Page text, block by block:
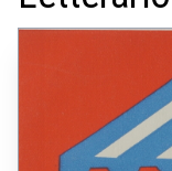
LE COLLEZIONI
GLI AUTORI